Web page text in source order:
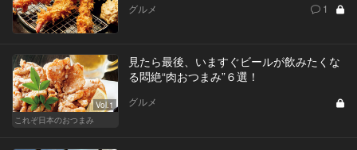
グルメ 1
Vol.1
これぞ日本のおつまみ
見たら最後、いますぐビールが飲みたくな
る悶絶“肉おつまみ”６選！
グルメ